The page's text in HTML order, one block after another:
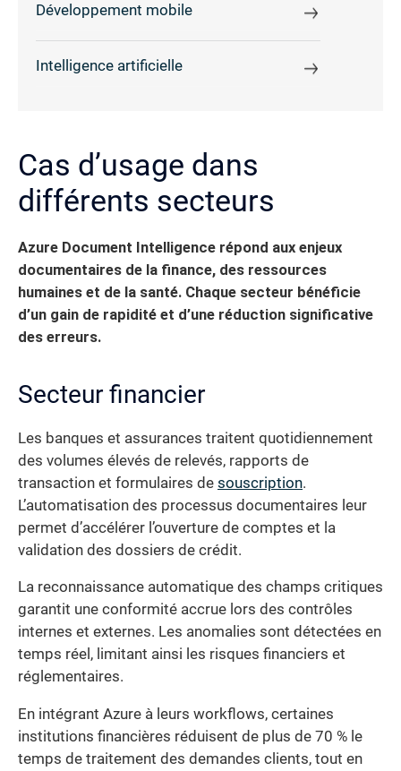
Développement mobile
Intelligence artificielle
Cas d’usage dans
différents secteurs
Azure Document Intelligence répond aux enjeux
documentaires de la finance, des ressources
humaines et de la santé. Chaque secteur bénéficie
d’un gain de rapidité et d’une réduction significative
des erreurs.
Secteur financier
Les banques et assurances traitent quotidiennement
des volumes élevés de relevés, rapports de
transaction et formulaires de souscription.
L’automatisation des processus documentaires leur
permet d’accélérer l’ouverture de comptes et la
validation des dossiers de crédit.
La reconnaissance automatique des champs critiques
garantit une conformité accrue lors des contrôles
internes et externes. Les anomalies sont détectées en
temps réel, limitant ainsi les risques financiers et
réglementaires.
En intégrant Azure à leurs workflows, certaines
institutions financières réduisent de plus de 70 % le
temps de traitement des demandes clients, tout en